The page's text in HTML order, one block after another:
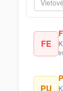
Vietovė
FE
PU